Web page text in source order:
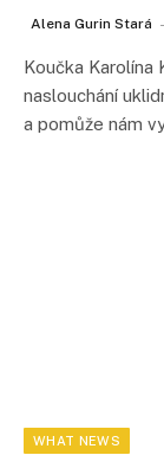
Alena Gurin Stará
Koučka
naslouchání
a pomůže nám
WHAT NEWS